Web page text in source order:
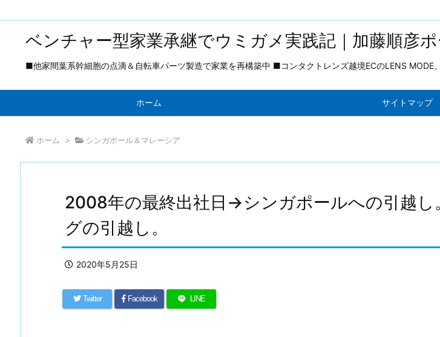
ベンチャー型家業承継でウミガメ実践記｜加藤順彦
■他家間葉系幹細胞の点滴＆自転車パーツ製造で家業を再構築中 ■コンタクトレンズ越境ECのLENS MODE
ホーム サイトマップ
ホーム > シンガポール＆マレーシア
2008年の最終出社日→シンガポールへの引越し
グの引越し。
2020年5月25日
Twitter Facebook LINE